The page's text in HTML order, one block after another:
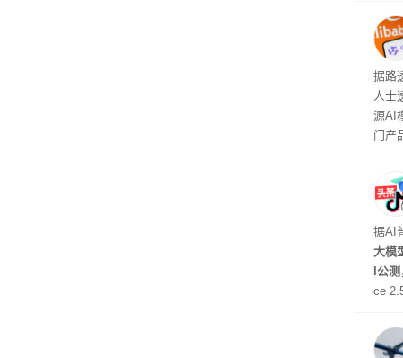
本
钮用
型
据路
人士
源AI
门产
据AI
大模
I公
ce
万
出分